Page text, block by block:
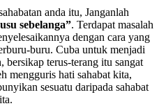
anda itu, Janganlah
sebelanga”. Terdapat masalah
dengan cara yang
buru. Cuba untuk menjadi
bersikap terus-terang itu sangat
mengguris hati sahabat kita,
sesuatu daripada sahabat